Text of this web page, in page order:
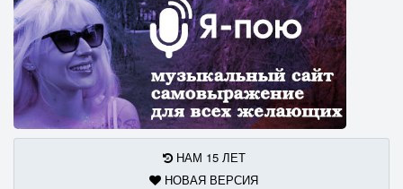
стеснения.
А вот зачем волыны взял?Наверно от волнения.
Видать решил на тот момент,что будет шито-крыто
я,
И номерков на них уж нет,все спилены бандитами!
А оказалось,что они на месте и не спилены.
И закипели тут мои последние извилины.
НАМ 15 ЛЕТ
НОВАЯ ВЕРСИЯ